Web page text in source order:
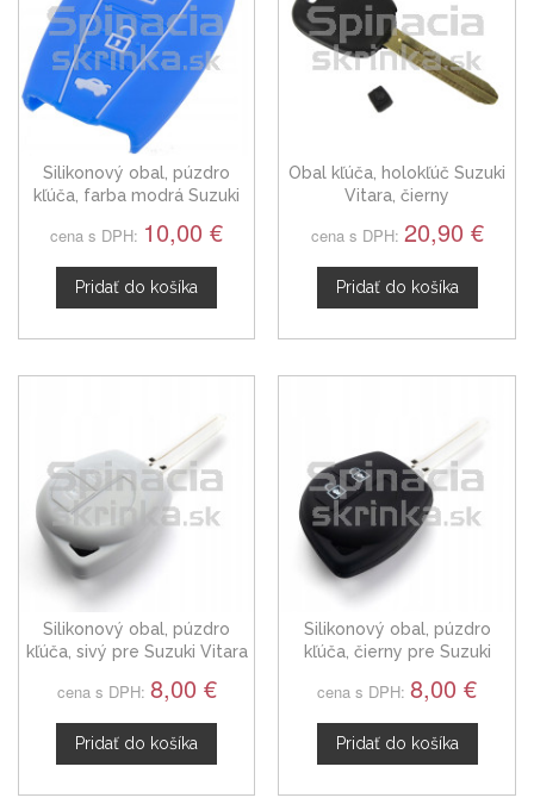
Silikonový obal, púzdro
kľúča, farba modrá Suzuki
cena s DPH: 10,00 €
Pridať do košíka
Obal kľúča, holokľúč Suzuki
Vitara, čierny
cena s DPH: 20,90 €
Pridať do košíka
Silikonový obal, púzdro
kľúča, sivý pre Suzuki Vitara
cena s DPH: 8,00 €
Pridať do košíka
Silikonový obal, púzdro
kľúča, čierny pre Suzuki
cena s DPH: 8,00 €
Pridať do košíka